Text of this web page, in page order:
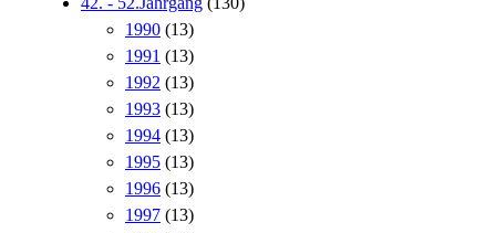
1990 (13)
1991 (13)
1992 (13)
1993 (13)
1994 (13)
1995 (13)
1996 (13)
1997 (13)